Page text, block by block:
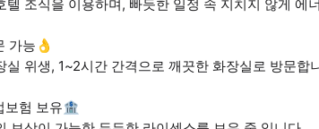
텔 조식을 이용하며, 빠듯한 일정 속 지치지 않게 에
가능👌
실 위생, 1~2시간 간격으로 깨끗한 화장실로 방문합
험 보유🏦